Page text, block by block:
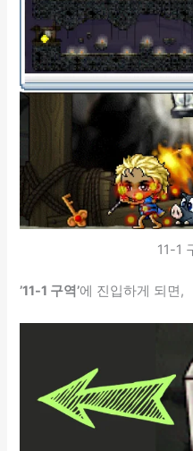
11-1
’11-1 구역’에 진입하게 되면,